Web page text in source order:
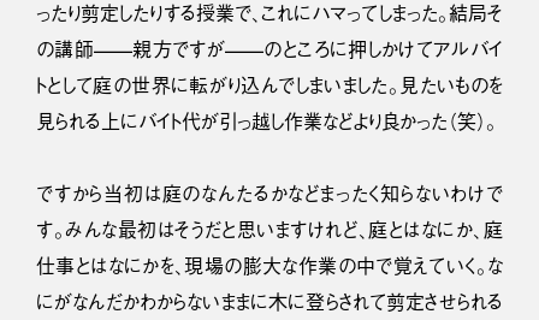
ったり剪定したりする授業で、これにハマってしまった。結局そ
の講師——親方ですが——のところに押しかけてアルバイ
トとして庭の世界に転がり込んでしまいました。見たいものを
見られる上にバイト代が引っ越し作業などより良かった（笑）。
ですから当初は庭のなんたるかなどまったく知らないわけで
す。みんな最初はそうだと思いますけれど、庭とはなにか、庭
仕事とはなにかを、現場の膨大な作業の中で覚えていく。な
にがなんだかわからないままに木に登らされて剪定させられる